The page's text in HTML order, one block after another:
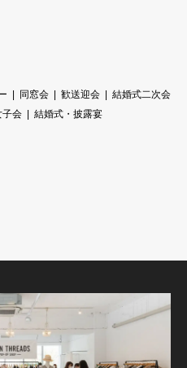
同窓会 歓送迎会
結婚式二次会
子会
結婚式・披露宴